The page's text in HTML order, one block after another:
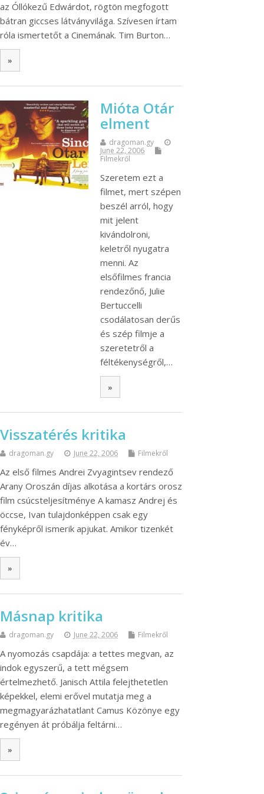
az Óllókezű Edwárdot, rögtön megfogott
bátran giccses látványvilága. Szívesen írtam
róla ismertetőt a Cinemának. Tim Burton…
»
Mióta Otár
elment
dragoman.gy
June 22, 2006
Filmekről
Szeretem ezt a
filmet, mert szépen
beszél arról, hogy
mit jelent
kivándolroni,
keletről nyugatra
menni. Az
elsőfilmes francia
rendezőnő, Julie
Bertuccelli
csodálatosan derűs
és szép filmje a
szeretetről a
féltékenységről,…
»
Visszatérés kritika
dragoman.gy June 22, 2006 Filmekről
Az első filmes Andrei Zvyagintsev rendező
Arany Oroszán díjas alkotása a kortárs orosz
film csúcsteljesítménye A kamasz Andrej és
öccse, Ivan tulajdonképpen csak egy
fényképről ismerik apjukat. Amikor tizenkét
év…
»
Másnap kritika
dragoman.gy June 22, 2006 Filmekről
A nyomozás csapdája: a tettes megvan, az
indok egyszerű, a tett mégsem
értelmezhető. Janisch Attila felejthetetlen
képekkel, elemi erővel mutatja meg a
megmagyarázhatatlant Camus Közönye egy
regényen át próbálja feltárni…
»